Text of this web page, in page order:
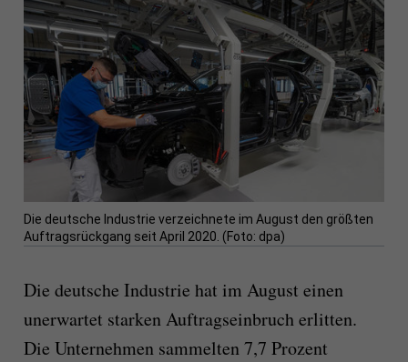
Die deutsche Industrie verzeichnete im August den größten
Auftragsrückgang seit April 2020. (Foto: dpa)
Die deutsche Industrie hat im August einen
unerwartet starken Auftragseinbruch erlitten.
Die Unternehmen sammelten 7,7 Prozent